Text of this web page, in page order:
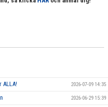
ALLA! 2026-07-09 14:35
2026-06-29 15:39